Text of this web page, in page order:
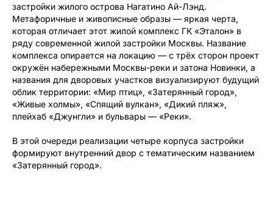
застройки жилого острова Нагатино Ай-Лэнд.
Метафоричные и живописные образы — яркая черта,
которая отличает этот жилой комплекс ГК «Эталон» в
ряду современной жилой застройки Москвы. Название
комплекса опирается на локацию — с трёх сторон проект
окружён набережными Москвы-реки и затона Новинки, а
названия для дворовых участков визуализируют будущий
облик территории: «Мир птиц», «Затерянный город»,
«Живые холмы», «Спящий вулкан», «Дикий пляж»,
плейхаб «Джунгли» и бульвары — «Реки».
В этой очереди реализации четыре корпуса застройки
формируют внутренний двор с тематическим названием
«Затерянный город».